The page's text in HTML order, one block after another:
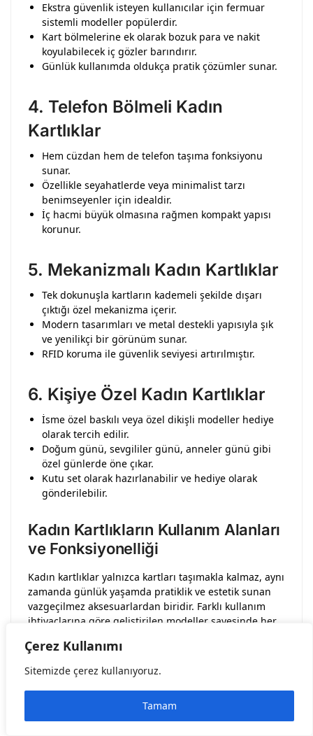
Çerez Kullanımı
Sitemizde çerez kullanıyoruz.
Tamam
Ekstra güvenlik isteyen kullanıcılar için fermuar
sistemli modeller popülerdir.
Kart bölmelerine ek olarak bozuk para ve nakit
koyulabilecek iç gözler barındırır.
Günlük kullanımda oldukça pratik çözümler sunar.
4. Telefon Bölmeli Kadın
Kartlıklar
Hem cüzdan hem de telefon taşıma fonksiyonu
sunar.
Özellikle seyahatlerde veya minimalist tarzı
benimseyenler için idealdir.
İç hacmi büyük olmasına rağmen kompakt yapısı
korunur.
5. Mekanizmalı Kadın Kartlıklar
Tek dokunuşla kartların kademeli şekilde dışarı
çıktığı özel mekanizma içerir.
Modern tasarımları ve metal destekli yapısıyla şık
ve yenilikçi bir görünüm sunar.
RFID koruma ile güvenlik seviyesi artırılmıştır.
6. Kişiye Özel Kadın Kartlıklar
İsme özel baskılı veya özel dikişli modeller hediye
olarak tercih edilir.
Doğum günü, sevgililer günü, anneler günü gibi
özel günlerde öne çıkar.
Kutu set olarak hazırlanabilir ve hediye olarak
gönderilebilir.
Kadın Kartlıkların Kullanım Alanları
ve Fonksiyonelliği
Kadın kartlıklar yalnızca kartları taşımakla kalmaz, aynı
zamanda günlük yaşamda pratiklik ve estetik sunan
vazgeçilmez aksesuarlardan biridir. Farklı kullanım
ihtiyaçlarına göre geliştirilen modeller sayesinde her
Günlük Kullanımda
çok kullanılan kredi kartı, kimlik ve nakit paranın tek
bir yerde düzenli şekilde taşınmasını sağlar.
Kompakt yapısı sayesinde büyük çantalarla
uğraşmadan hızlı kullanım imkânı tanır.